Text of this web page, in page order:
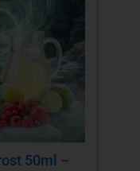
50ml –